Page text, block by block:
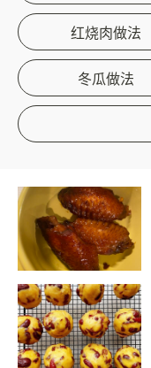
红烧肉做法
冬瓜做法